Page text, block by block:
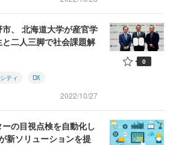
、 北海道大学が産官学
二人三脚で社会課題解
ティ DX
2022/10/27
0
の目視点検を自動化し
ソリューションを提